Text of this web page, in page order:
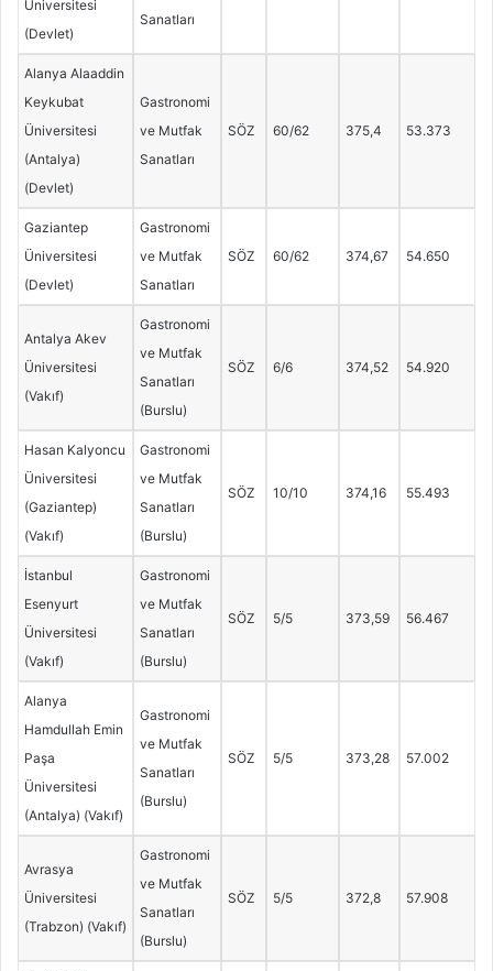
Üniversitesi
(Devlet)
Sanatları
Alanya Alaaddin
Keykubat
Üniversitesi
(Antalya)
(Devlet)
Gastronomi
ve Mutfak
Sanatları
SÖZ 60/62 375,4 53.373
Gaziantep
Üniversitesi
(Devlet)
Gastronomi
ve Mutfak
Sanatları
SÖZ 60/62 374,67 54.650
Antalya Akev
Üniversitesi
(Vakıf)
Gastronomi
ve Mutfak
Sanatları
(Burslu)
SÖZ 6/6 374,52 54.920
Hasan Kalyoncu
Üniversitesi
(Gaziantep)
(Vakıf)
Gastronomi
ve Mutfak
Sanatları
(Burslu)
SÖZ 10/10 374,16 55.493
İstanbul
Esenyurt
Üniversitesi
(Vakıf)
Gastronomi
ve Mutfak
Sanatları
(Burslu)
SÖZ 5/5 373,59 56.467
Alanya
Hamdullah Emin
Paşa
Üniversitesi
(Antalya) (Vakıf)
Gastronomi
ve Mutfak
Sanatları
(Burslu)
SÖZ 5/5 373,28 57.002
Avrasya
Üniversitesi
(Trabzon) (Vakıf)
Gastronomi
ve Mutfak
Sanatları
(Burslu)
SÖZ 5/5 372,8 57.908